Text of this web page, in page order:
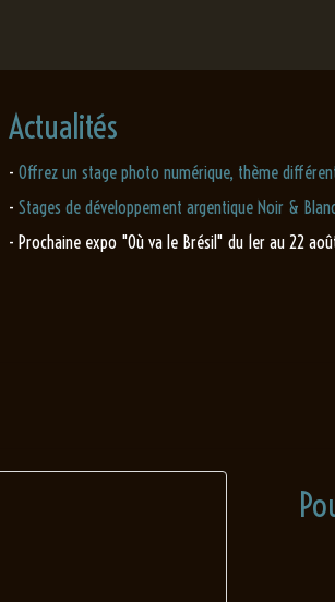
Actualités
- Offrez un stage photo numérique, thème
- Stages de développement argentique Noir &
- Prochaine expo "Où va le Brésil" du 1er au 22